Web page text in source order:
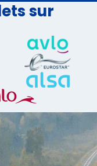
sur